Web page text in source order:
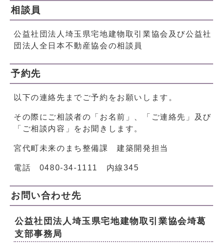
相談員
公益社団法人埼玉県宅地建物取引業協会及び公益社
団法人全日本不動産協会の相談員
予約先
以下の連絡先までご予約をお願いします。
その際にご相談者の「お名前」、「ご連絡先」及び
「ご相談内容」をお聞きします。
宮代町未来のまち整備課 建築開発担当
電話 0480-34-1111 内線345
お問い合わせ先
公益社団法人埼玉県宅地建物取引業協会埼葛
支部事務局